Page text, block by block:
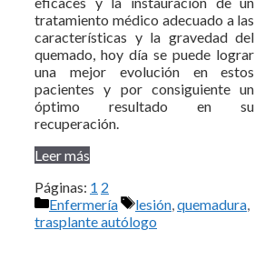
tratamiento médico adecuado a las
características y la gravedad del
quemado, hoy día se puede lograr
una mejor evolución en estos
pacientes y por consiguiente un
óptimo resultado en su
recuperación.
Leer más
Páginas: 1 2
Categorías
Enfermería Etiquetas
lesión,quemadura,
trasplante autólogo